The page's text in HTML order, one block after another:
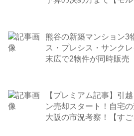
熊谷の新築マンション3
ス・プレシス・サンク
末広で2物件が同時販売
【プレミアム記事】引
ン売却スタート！自宅
大阪の市況考察！【すご